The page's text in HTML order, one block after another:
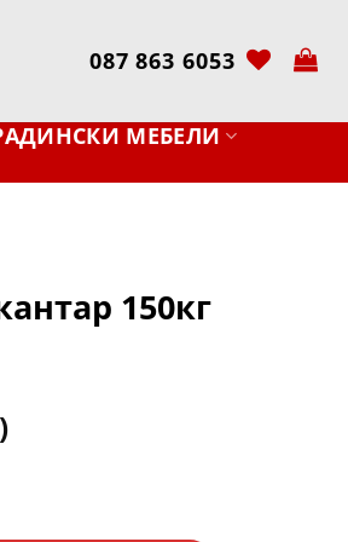
087 863 6053
МЕБЕЛИ
150кг
везна